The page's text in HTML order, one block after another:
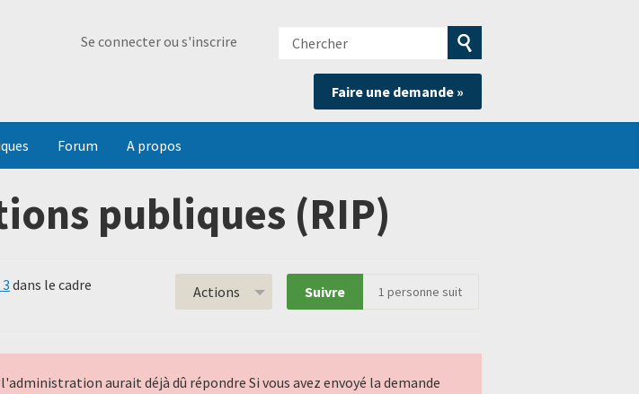
Se connecter ou s'inscrire
Chercher
Soumettre
la
recherche
Faire une demande »
Forum A propos
publiques (RIP)
dans le cadre
Actions Suivre 1 personne suit
aurait déjà dû répondre Si vous avez envoyé la demande